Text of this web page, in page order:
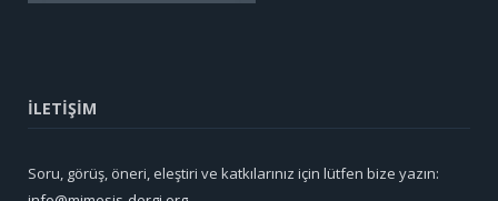
İLETİŞİM
Soru, görüş, öneri, eleştiri ve katkılarınız için lütfen bize yazın: